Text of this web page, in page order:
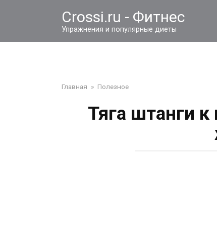
Crossi.ru - Фитнес
Упражнения и популярные диеты
Главная » Полезное
Тяга штанги